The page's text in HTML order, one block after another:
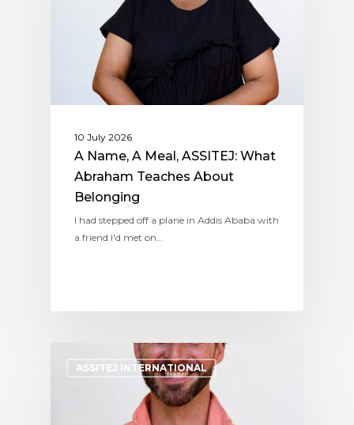
10 July 2026
A Name, A Meal, ASSITEJ: What
Abraham Teaches About
Belonging
I had stepped off a plane in Addis Ababa with
a friend I'd met on…
ASSITEJ INTERNATIONAL